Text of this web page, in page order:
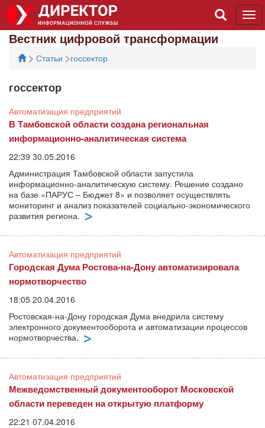
Вестник цифровой трансформации
> Статьи >госсектор
госсектор
Автоматизация предприятий
В Тамбовской области создана региональная
информационно-аналитическая система
22:39 30.05.2016
Администрация Тамбовской области запустила
информационно-аналитическую систему. Решение создано
на базе «ПАРУС – Бюджет 8» и позволяет осуществлять
мониторинг и анализ показателей социально-экономического
развития региона.
Автоматизация предприятий
Городская Дума Ростова-на-Дону автоматизировала
нормотворчество
18:05 20.04.2016
Ростовская-на-Дону городская Дума внедрила систему
электронного документооборота и автоматизации процессов
нормотворчества.
Автоматизация предприятий
Межведомственный документооборот Московской
области переведен на открытую платформу
22:21 07.04.2016